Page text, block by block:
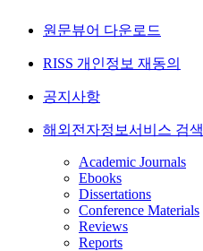
원문뷰어 다운로드
RISS 개인정보 재동의
공지사항
해외전자정보서비스 검색
Academic Journals
Ebooks
Dissertations
Conference Materials
Reviews
Reports